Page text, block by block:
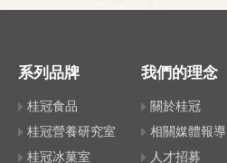
系列品牌
桂冠食品
桂冠營養研究室
桂冠冰菓室
我們的理念
關於桂冠
相關媒體報導
人才招募